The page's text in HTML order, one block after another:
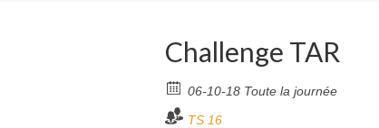
Challenge TAR
06-10-18 Toute la journée
TS 16